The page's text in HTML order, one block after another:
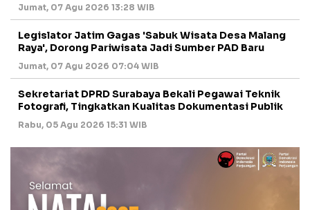
Jumat, 07 Agu 2026 13:28 WIB
Legislator Jatim Gagas 'Sabuk Wisata Desa Malang
Raya', Dorong Pariwisata Jadi Sumber PAD Baru
Jumat, 07 Agu 2026 07:04 WIB
Sekretariat DPRD Surabaya Bekali Pegawai Teknik
Fotografi, Tingkatkan Kualitas Dokumentasi Publik
Rabu, 05 Agu 2026 15:31 WIB